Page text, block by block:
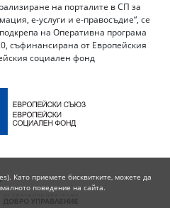
на порталите в СП за
е-услуги и е-правосъдие“, се
на Оперативна програма
съфинансирана от Европейския
социален фонд
Като приемете бисквитките, можете да
поведение на сайта.